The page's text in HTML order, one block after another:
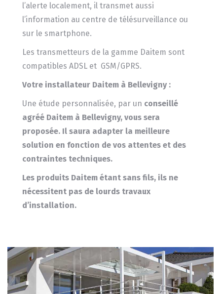
l’alerte localement, il transmet aussi
l’information au centre de télésurveillance ou
sur le smartphone.
Les transmetteurs de la gamme Daitem sont
compatibles ADSL et GSM/GPRS.
Votre installateur Daitem à Bellevigny :
Une étude personnalisée, par un conseillé
agréé Daitem à Bellevigny, vous sera
proposée. Il saura adapter la meilleure
solution en fonction de vos attentes et des
contraintes techniques.
Les produits Daitemétant sans fils, ils ne
nécessitent pas de lourds travaux
d’installation.